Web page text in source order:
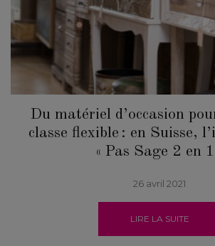
Du matériel d’occasion
classe flexible : en Suisse,
« Pas Sage 2 en 1
26 avril 2021
LIRE LA SUITE